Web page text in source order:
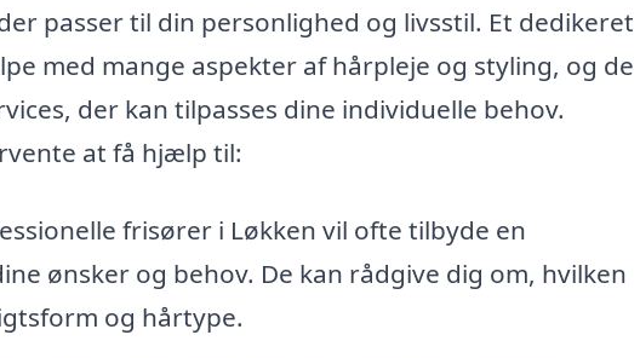
passer til din personlighed og livsstil. Et dedikeret
med mange aspekter af hårpleje og styling, og de
der kan tilpasses dine individuelle behov.
at få hjælp til:
frisører i Løkken vil ofte tilbyde en
ønsker og behov. De kan rådgive dig om, hvilken
og hårtype.